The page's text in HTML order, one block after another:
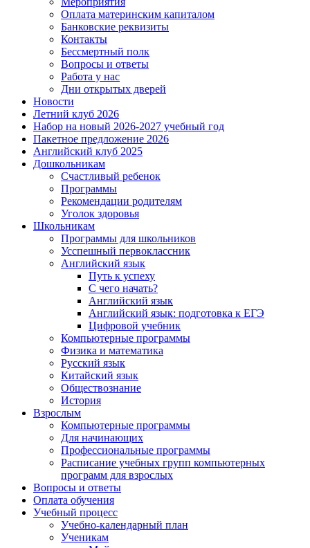
Оплата материнским капиталом
Банковские реквизиты
Контакты
Бессмертный полк
Вопросы и ответы
Работа у нас
Дни открытых дверей
Новости
Летний клуб 2026
Набор на новый 2026-2027 учебный год
Пакетное предложение 2026
Английский клуб 2025
Дошкольникам
Счастливый ребенок
Программы
Рекомендации родителям
Уголок здоровья
Школьникам
Программы для школьников
Усспешный первоклассник
Английский язык
Путь к успеху
С чего начать?
Английский язык
Английский язык: подготовка к ЕГЭ
Цифровой учебник
Компьютерные программы
Физика и математика
Русский язык
Китайский язык
Обществознание
История
Взрослым
Компьютерные программы
Для начинающих
Профессиональные программы
Расписание учебных групп компьютерных
программ для взрослых
Вопросы и ответы
Оплата обучения
Учебный процесс
Учебно-календарный план
Ученикам